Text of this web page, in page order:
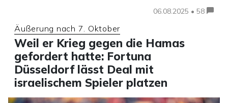
06.08.2025 • 58
Äußerung nach 7. Oktober
Weil er Krieg gegen die Hamas
gefordert hatte: Fortuna
Düsseldorf lässt Deal mit
israelischem Spieler platzen